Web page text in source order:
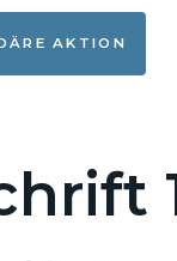
AKTION